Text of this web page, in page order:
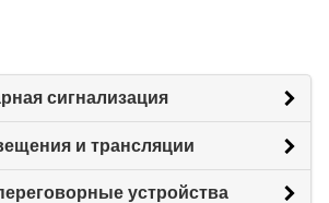
сигнализация
и трансляции
устройства